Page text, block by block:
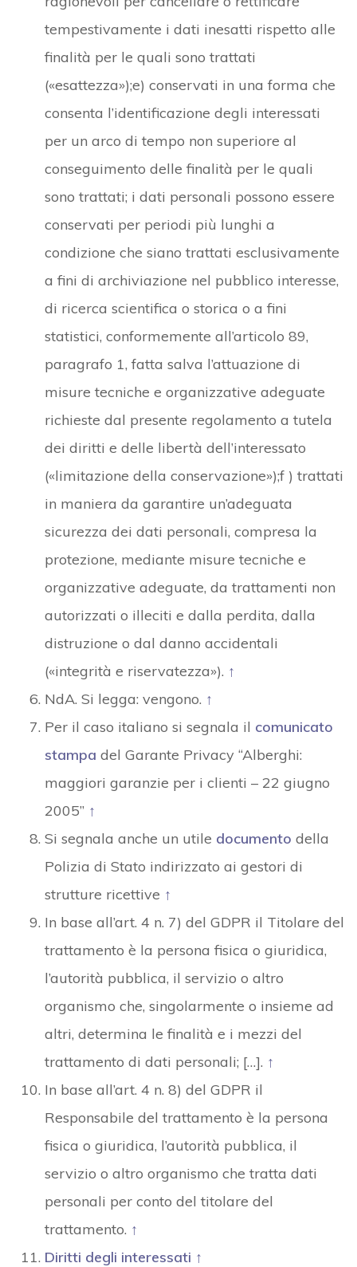
tempestivamente i dati inesatti rispetto alle
finalità per le quali sono trattati
(«esattezza»);e) conservati in una forma che
consenta l’identificazione degli interessati
per un arco di tempo non superiore al
conseguimento delle finalità per le quali
sono trattati; i dati personali possono essere
conservati per periodi più lunghi a
condizione che siano trattati esclusivamente
a fini di archiviazione nel pubblico interesse,
di ricerca scientifica o storica o a fini
statistici, conformemente all’articolo 89,
paragrafo 1, fatta salva l’attuazione di
misure tecniche e organizzative adeguate
richieste dal presente regolamento a tutela
dei diritti e delle libertà dell’interessato
(«limitazione della conservazione»);f ) trattati
in maniera da garantire un’adeguata
sicurezza dei dati personali, compresa la
protezione, mediante misure tecniche e
organizzative adeguate, da trattamenti non
autorizzati o illeciti e dalla perdita, dalla
distruzione o dal danno accidentali
(«integrità e riservatezza»). ↑
NdA. Si legga: vengono. ↑
Per il caso italiano si segnala il comunicato
stampa del Garante Privacy “Alberghi:
maggiori garanzie per i clienti – 22 giugno
2005” ↑
Si segnala anche un utile documento della
Polizia di Stato indirizzato ai gestori di
strutture ricettive ↑
In base all’art. 4 n. 7) del GDPR il Titolare del
trattamento è la persona fisica o giuridica,
l’autorità pubblica, il servizio o altro
organismo che, singolarmente o insieme ad
altri, determina le finalità e i mezzi del
trattamento di dati personali; […]. ↑
In base all’art. 4 n. 8) del GDPR il
Responsabile del trattamento è la persona
fisica o giuridica, l’autorità pubblica, il
servizio o altro organismo che tratta dati
personali per conto del titolare del
trattamento. ↑
Diritti degli interessati ↑